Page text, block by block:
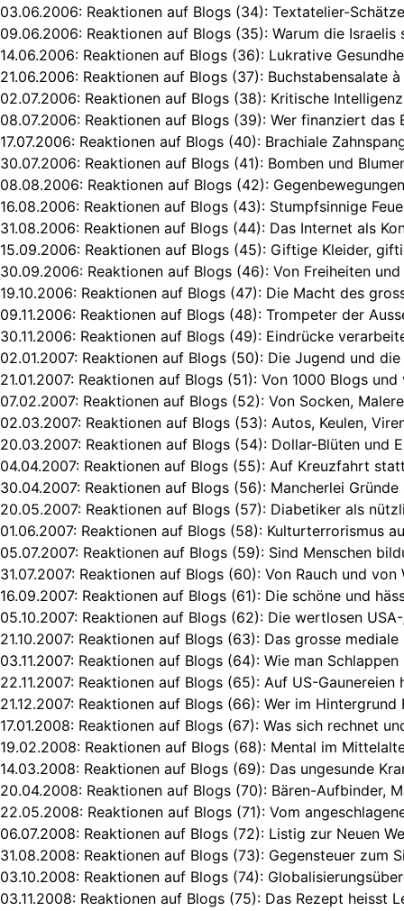
03.06.2006: Reaktionen auf Blogs (34): Textatelier-
09.06.2006: Reaktionen auf Blogs (35): Warum die Israelis
14.06.2006: Reaktionen auf Blogs (36): Lukrative
21.06.2006: Reaktionen auf Blogs (37): Buchstabensalate
02.07.2006: Reaktionen auf Blogs (38): Kritische
08.07.2006: Reaktionen auf Blogs (39): Wer finanziert das
17.07.2006: Reaktionen auf Blogs (40): Brachiale
30.07.2006: Reaktionen auf Blogs (41): Bomben und
08.08.2006: Reaktionen auf Blogs (42):
16.08.2006: Reaktionen auf Blogs (43): Stumpfsinnige
31.08.2006: Reaktionen auf Blogs (44): Das Internet als
15.09.2006: Reaktionen auf Blogs (45): Giftige Kleider,
30.09.2006: Reaktionen auf Blogs (46): Von Freiheiten
19.10.2006: Reaktionen auf Blogs (47): Die Macht des
09.11.2006: Reaktionen auf Blogs (48): Trompeter der
30.11.2006: Reaktionen auf Blogs (49): Eindrücke
02.01.2007: Reaktionen auf Blogs (50): Die Jugend und
21.01.2007: Reaktionen auf Blogs (51): Von 1000 Blogs
07.02.2007: Reaktionen auf Blogs (52): Von Socken,
02.03.2007: Reaktionen auf Blogs (53): Autos, Keulen,
20.03.2007: Reaktionen auf Blogs (54): Dollar-Blüten und
04.04.2007: Reaktionen auf Blogs (55): Auf Kreuzfahrt
30.04.2007: Reaktionen auf Blogs (56): Mancherlei Gründe
20.05.2007: Reaktionen auf Blogs (57): Diabetiker als
01.06.2007: Reaktionen auf Blogs (58): Kulturterrorismus
05.07.2007: Reaktionen auf Blogs (59): Sind Menschen
31.07.2007: Reaktionen auf Blogs (60): Von Rauch und von
16.09.2007: Reaktionen auf Blogs (61): Die schöne und
05.10.2007: Reaktionen auf Blogs (62): Die wertlosen USA-
21.10.2007: Reaktionen auf Blogs (63): Das grosse mediale
03.11.2007: Reaktionen auf Blogs (64): Wie man
22.11.2007: Reaktionen auf Blogs (65): Auf US-Gaunereien
21.12.2007: Reaktionen auf Blogs (66): Wer im Hintergrund
17.01.2008: Reaktionen auf Blogs (67): Was sich rechnet
19.02.2008: Reaktionen auf Blogs (68): Mental im
14.03.2008: Reaktionen auf Blogs (69): Das ungesunde
20.04.2008: Reaktionen auf Blogs (70): Bären-Aufbinder,
22.05.2008: Reaktionen auf Blogs (71): Vom
06.07.2008: Reaktionen auf Blogs (72): Listig zur Neuen
31.08.2008: Reaktionen auf Blogs (73): Gegensteuer zum
03.10.2008: Reaktionen auf Blogs (74):
03.11.2008: Reaktionen auf Blogs (75): Das Rezept heisst